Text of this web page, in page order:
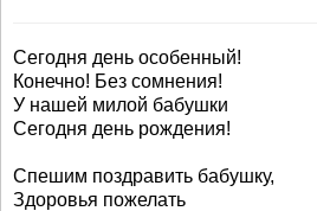
Сегодня день особенный!
Конечно! Без сомнения!
У нашей милой бабушки
Сегодня день рождения!
Спешим поздравить бабушку,
Здоровья пожелать